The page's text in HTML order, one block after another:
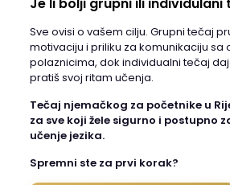
Sve ovisi o vašem cilju. Grupni tečaj
motivaciju i priliku za komunikaciju sa
polaznicima, dok individualni tečaj
pratiš svoj ritam učenja.
Tečaj njemačkog za početnike u
za sve koji žele sigurno i postupno
učenje jezika.
Spremni ste za prvi korak?